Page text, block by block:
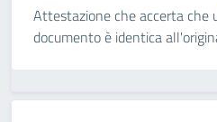
Attestazione che accerta che
documento è identica